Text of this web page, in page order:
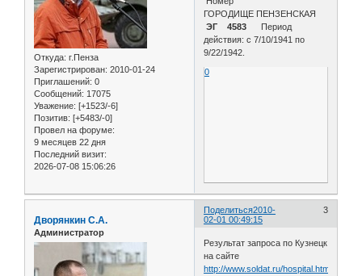
Откуда: г.Пенза
Зарегистрирован: 2010-01-24
Приглашений: 0
Сообщений: 17075
Уважение: [+1523/-6]
Позитив: [+5483/-0]
Провел на форуме:
9 месяцев 22 дня
Последний визит:
2026-07-08 15:06:26
ГОРОДИЩЕ ПЕНЗЕНСКАЯ
ЭГ 4583
Период
действия: с 7/10/1941 по
9/22/1942.
0
Поделиться 3
2010-
02-01 00:49:15
Дворянкин С.А.
Администратор
Результат запроса по Кузнецк
на сайте
http://www.soldat.ru/hospital.html